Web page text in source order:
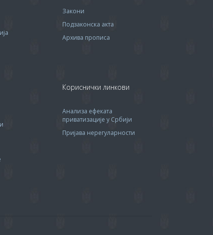
Закони
Подзаконска акта
Архива прописa
Кориснички линкови
Анализа ефеката
приватизације у Србији
Пријава нерегуларности